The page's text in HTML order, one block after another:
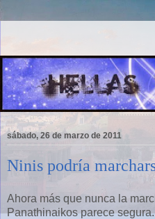
sábado, 26 de marzo de 2011
Ninis podría
Ahora más que nunca la
Panathinaikos parece